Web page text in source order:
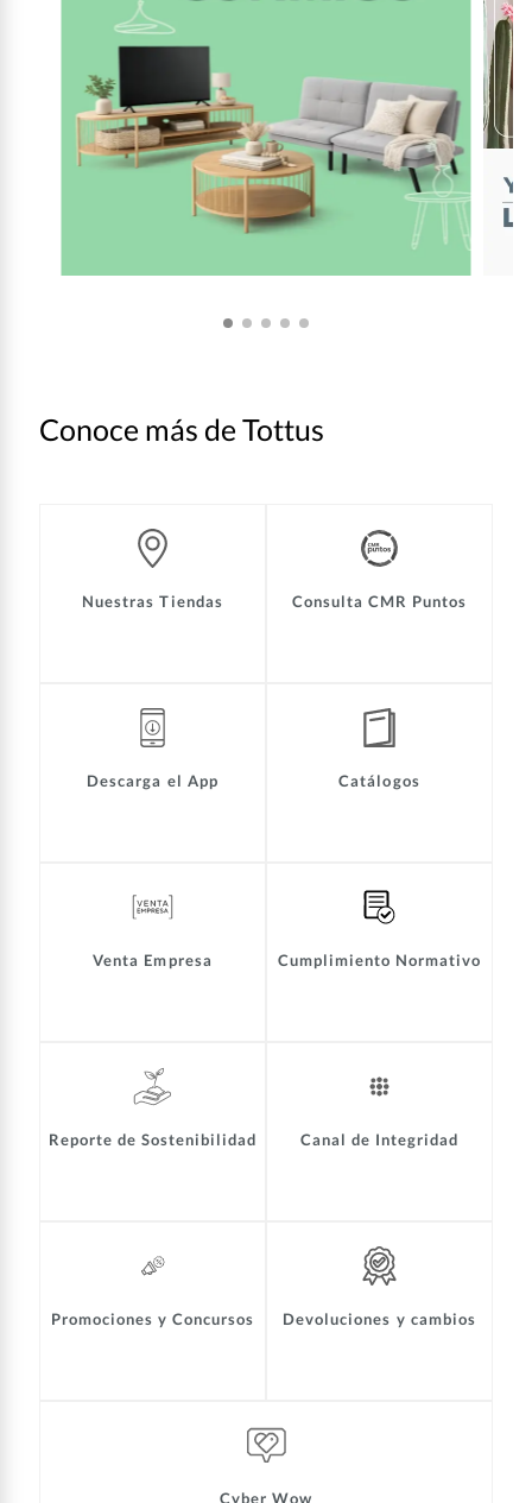
Conoce más de Tottus
Nuestras Tiendas Consulta CMR Puntos
Descarga el App Catálogos
Venta Empresa Cumplimiento Normativo
Reporte de Sostenibilidad Canal de Integridad
Promociones y Concursos Devoluciones y cambios
Cyber Wow